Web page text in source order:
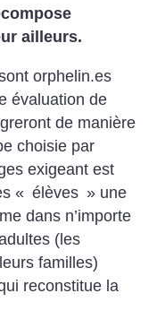
ailleurs.
orphelin.es
évaluation de
de manière
choisie par
exigeant est
« élèves » une
dans n’importe
(les
familles)
reconstitue la